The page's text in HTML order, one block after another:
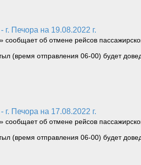
г. Печора на 19.08.2022 г.
об отмене рейсов
(время отправления 06-00) будет
г. Печора на 17.08.2022 г.
об отмене рейсов
(время отправления 06-00) будет